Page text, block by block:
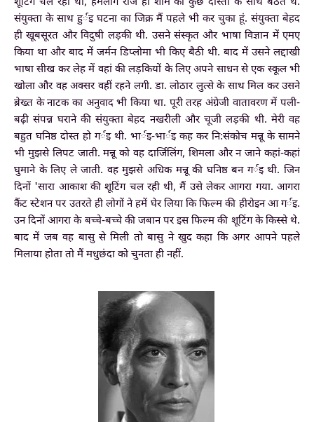
शूटिंग चल रही थी, हमलोग रोज ही शाम को कुछ दोस्तों के साथ बैठते थे.
संयुक्ता के साथ हुर्इ घटना का जिक्र मैं पहले भी कर चुका हूं. संयुक्ता बेहद
ही खूबसूरत और विदुषी लड़की थी. उसने संस्कृत और भाषा विज्ञान में एमए
किया था और बाद में जर्मन डिप्लोमा भी किए बैठी थी. बाद में उसने लद्दाखी
भाषा सीख कर लेह में वहां की लड़कियों के लिए अपने साधन से एक स्कूल भी
खोला और वह अक्सर वहीं रहने लगी. डा. लोठार लुत्से के साथ मिल कर उसने
ब्रेख्त के नाटक का अनुवाद भी किया था. पूरी तरह अंग्रेजी वातावरण में पली-
बढ़ी संपन्न घराने की संयुक्ता बेहद नखरीली और चूजी लड़की थी. मेरी वह
बहुत घनिष्ठ दोस्त हो गर्इ थी. भार्इ-भार्इ कह कर नि:संकोच मन्नू के सामने
भी मुझसे लिपट जाती. मन्नू को वह दार्जिलिंग, शिमला और न जाने कहां-कहां
घुमाने के लिए ले जाती. वह मुझसे अधिक मन्नू की घनिष्ठ बन गर्इ थी. जिन
दिनों 'सारा आकाश की शूटिंग चल रही थी, मैं उसे लेकर आगरा गया. आगरा
कैंट स्टेशन पर उतरते ही लोगों ने हमें घेर लिया कि फिल्म की हीरोइन आ गर्इ.
उन दिनों आगरा के बच्चे-बच्चे की जबान पर इस फिल्म की शूटिंग के किस्से थे.
बाद में जब वह बासु से मिली तो बासु ने खुद कहा कि अगर आपने पहले
मिलाया होता तो मैं मधुछंदा को चुनता ही नहीं.